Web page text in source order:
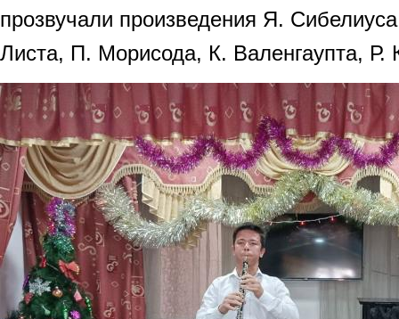
прозвучали произведения Я.
Листа, П. Морисода, К. Валенгаупта, Р.